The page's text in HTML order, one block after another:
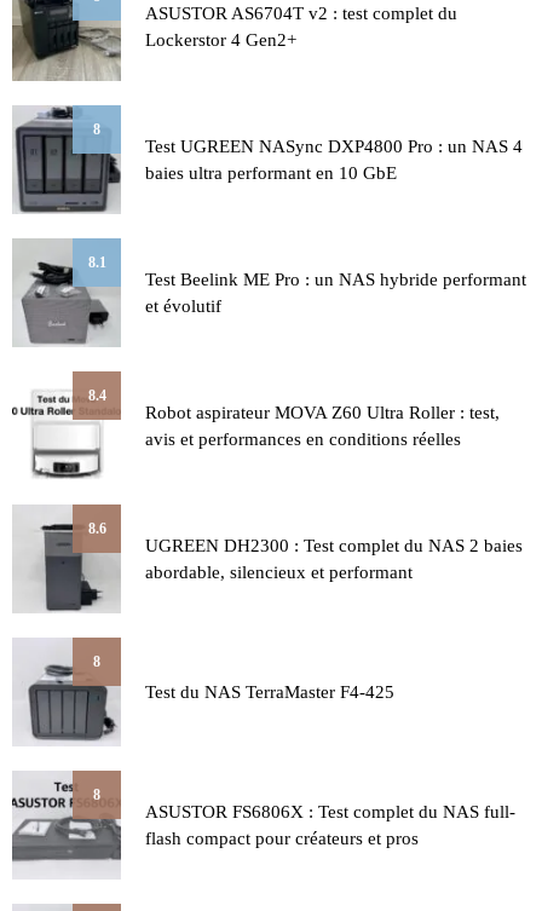
ASUSTOR AS6704T v2 : test complet du
Lockerstor 4 Gen2+
8
Test UGREEN NASync DXP4800 Pro : un NAS 4
baies ultra performant en 10 GbE
8.1
Test Beelink ME Pro : un NAS hybride performant
et évolutif
8.4
Robot aspirateur MOVA Z60 Ultra Roller : test,
avis et performances en conditions réelles
8.6
UGREEN DH2300 : Test complet du NAS 2 baies
abordable, silencieux et performant
8
Test du NAS TerraMaster F4-425
8
ASUSTOR FS6806X : Test complet du NAS full-
flash compact pour créateurs et pros